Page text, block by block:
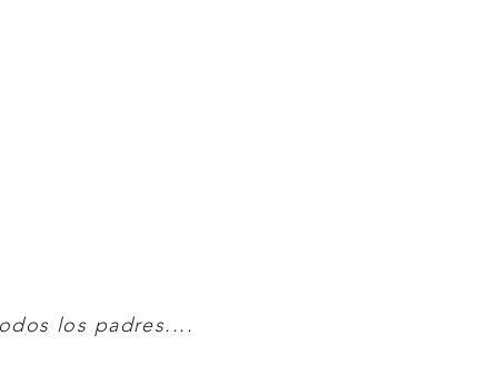
los padres....